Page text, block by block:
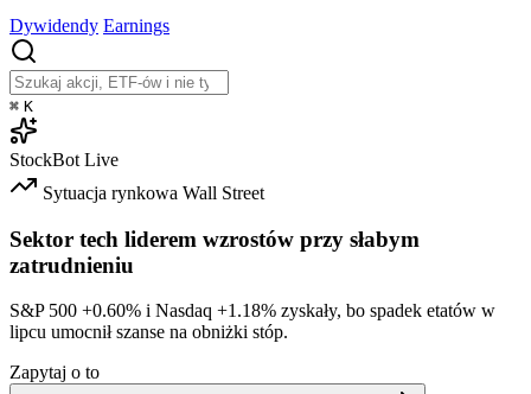
Dywidendy Earnings
⌘ K
StockBot Live
Sytuacja rynkowa Wall Street
Sektor tech liderem wzrostów przy słabym
zatrudnieniu
S&P 500 +0.60% i Nasdaq +1.18% zyskały, bo spadek etatów w
lipcu umocnił szanse na obniżki stóp.
Zapytaj o to